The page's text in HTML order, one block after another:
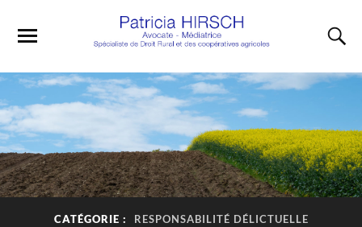
CATÉGORIE : RESPONSABILITÉ DÉLICTUELLE